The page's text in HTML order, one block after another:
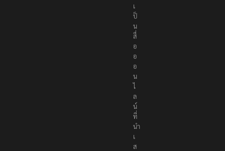
เ
ป็
น
สื่
อ
อ
อ
น
ไ
ล
น์
ที่
นำ
เ
ส